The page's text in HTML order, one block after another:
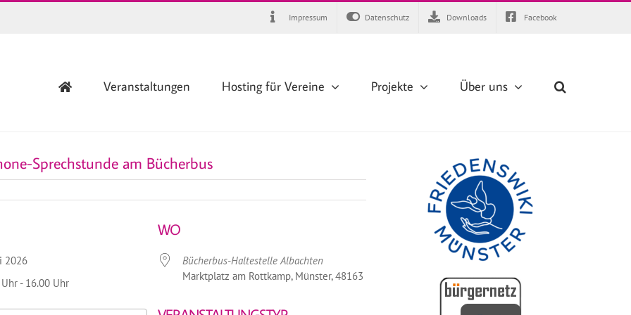
Impressum Datenschutz Downloads Facebook
Veranstaltungen Hosting für Vereine Projekte Über uns
Sprechstunde am Bücherbus
2026
- 16.00 Uhr
WO
Bücherbus-Haltestelle Albachten
Marktplatz am Rottkamp, Münster, 48163